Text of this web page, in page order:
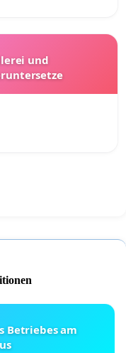
Betriebes am